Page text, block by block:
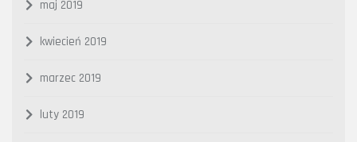
maj 2019
kwiecień 2019
marzec 2019
luty 2019